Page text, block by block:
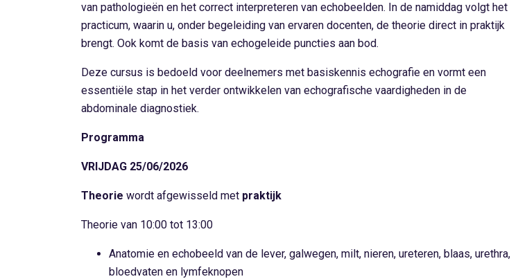
van pathologieën en het correct interpreteren van echobeelden. In de namiddag volgt het
practicum, waarin u, onder begeleiding van ervaren docenten, de theorie direct in praktijk
brengt. Ook komt de basis van echogeleide puncties aan bod.
Deze cursus is bedoeld voor deelnemers met basiskennis echografie en vormt een
essentiële stap in het verder ontwikkelen van echografische vaardigheden in de
abdominale diagnostiek.
Programma
VRIJDAG 25/06/2026
Theorie wordt afgewisseld met praktijk
Theorie van 10:00 tot 13:00
Anatomie en echobeeld van de lever, galwegen, milt, nieren, ureteren, blaas, urethra,
bloedvaten en lymfeknopen